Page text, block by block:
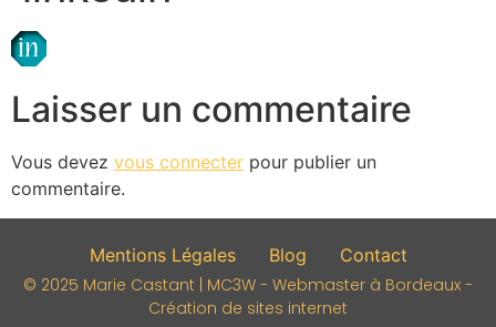
Laisser un commentaire
Vous devez vous connecter pour publier un
commentaire.
Mentions Légales Blog
Contact
© 2025 Marie Castant | MC3W - Webmaster à Bordeaux -
Création de sites internet